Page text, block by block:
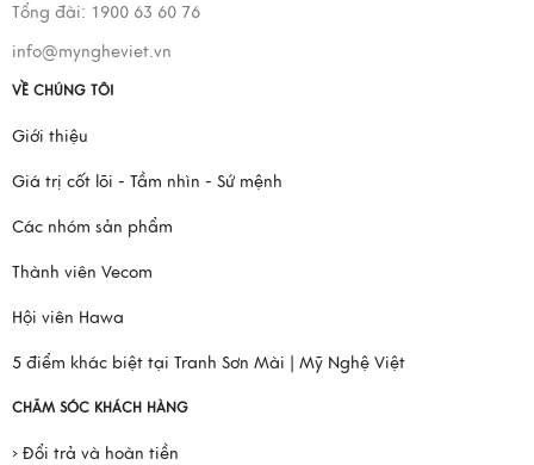
Tổng đài: 1900 63 60 76
info@myngheviet.vn
VỀ CHÚNG TÔI
Giới thiệu
Giá trị cốt lõi - Tầm nhìn - Sứ mệnh
Các nhóm sản phẩm
Thành viên Vecom
Hội viên Hawa
5 điểm khác biệt tại Tranh Sơn Mài | Mỹ Nghệ Việt
CHĂM SÓC KHÁCH HÀNG
› Đổi trả và hoàn tiền